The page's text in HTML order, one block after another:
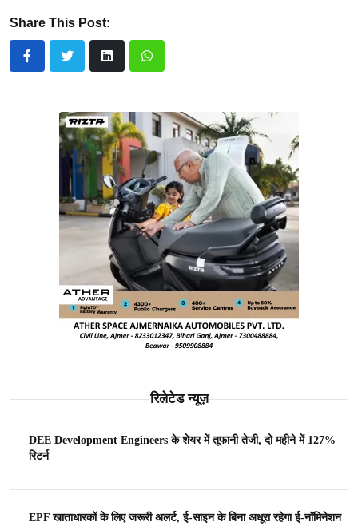
Share This Post:
रिलेटेड न्यूज़
DEE Development Engineers के शेयर में तूफानी तेजी, दो महीने में 127%
रिटर्न
EPF खाताधारकों के लिए जरूरी अलर्ट, ई-साइन के बिना अधूरा रहेगा ई-नॉमिनेशन